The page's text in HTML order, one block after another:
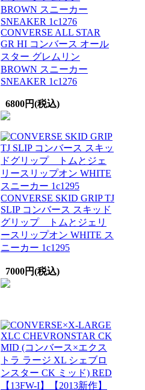
CONVERSE ALL STAR
GR HI コンバース オール
スター グレムリン
BROWN スニーカー
SNEAKER 1c1276
6800円(税込)
CONVERSE SKID GRIP TJ
SLIP コンバース スキッド
グリップ トムとジェリ
ースリップオン WHITE ス
ニーカー 1c1295
7000円(税込)